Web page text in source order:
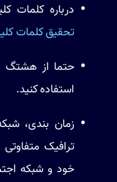
درباره کلمات
تحقیق کلمات
حتما از
استفاده کنید.
زمان بندی،
ترافیک
خود و شبکه